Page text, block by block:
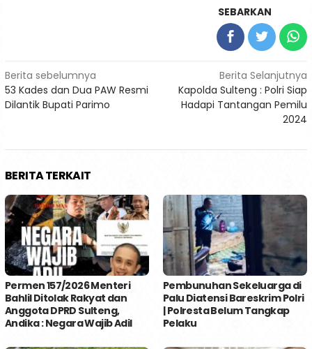
SEBARKAN
Navigasi
pos
Berita sebelumnya
53 Kades dan Dua PAW Resmi
Dilantik Bupati Parimo
Berita Selanjutnya
Kapolda Sulteng : Polri Siap
Hadapi Tantangan Pemilu
2024
BERITA TERKAIT
Permen 157/2026 Menteri
Bahlil Ditolak Rakyat dan
Anggota DPRD Sulteng,
Andika : Negara Wajib Adil
Pembunuhan Sekeluarga di
Palu Diatensi Bareskrim Polri
| Polresta Belum Tangkap
Pelaku